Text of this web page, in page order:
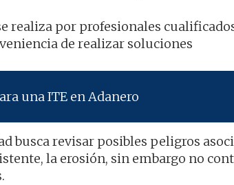
realiza por profesionales
de realizar soluciones
una ITE en Adanero
busca revisar posibles peligros
la erosión, sin embargo no